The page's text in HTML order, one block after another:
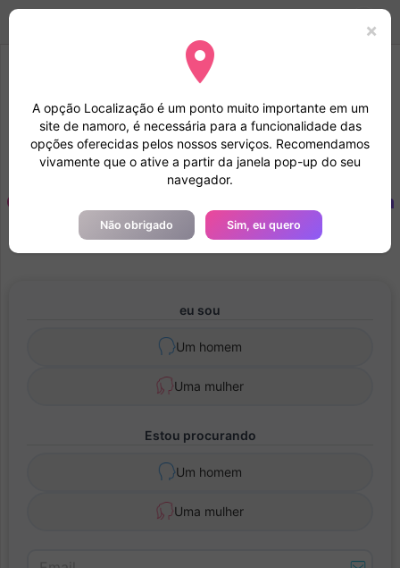
geolocalização
Ao concordar em ser geolocalizado, seu arquivo será estudado
mais rapidamente e seu perfil ganhará a confiança dos outros
membros
Crie uma conta grátis em tunisia-dating.com
100% e converse com membros solteiros
eu sou
Um homem
Uma mulher
Estou procurando
Um homem
Uma mulher
×
A opção Localização é um ponto muito importante em um
site de namoro, é necessária para a funcionalidade das
opções oferecidas pelos nossos serviços. Recomendamos
vivamente que o ative a partir da janela pop-up do seu
navegador.
Não obrigado Sim, eu quero